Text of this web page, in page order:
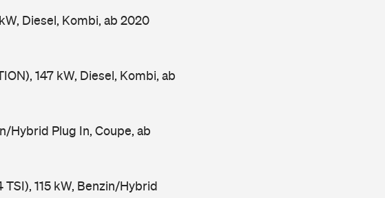
Diesel, Kombi, ab 2020
147 kW, Diesel, Kombi, ab
Hybrid Plug In, Coupe, ab
TSI), 115 kW, Benzin/Hybrid